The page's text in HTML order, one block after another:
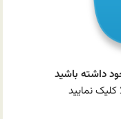
داشته باشید
نمایید